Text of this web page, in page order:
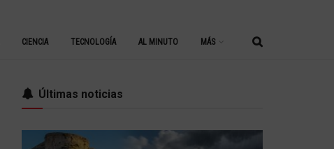
CIENCIA TECNOLOGÍA AL MINUTO MÁS
Últimas noticias